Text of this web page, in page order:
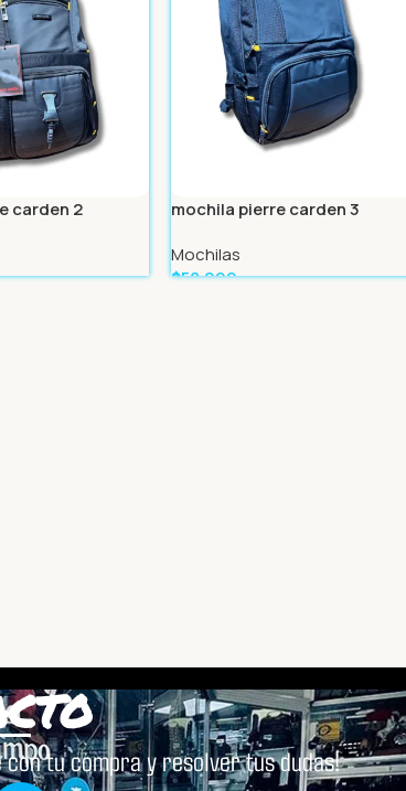
carden 2
mochila pierre carden 3
Mochilas
$58.999
tu compra y resolver tus dudas!